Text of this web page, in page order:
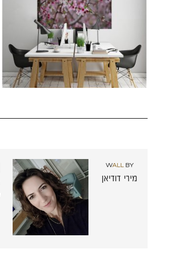
WALLBY
מירי דודיאן